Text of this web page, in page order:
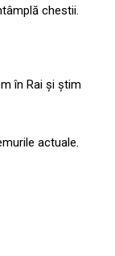
chestii.
în Rai și știm
actuale.